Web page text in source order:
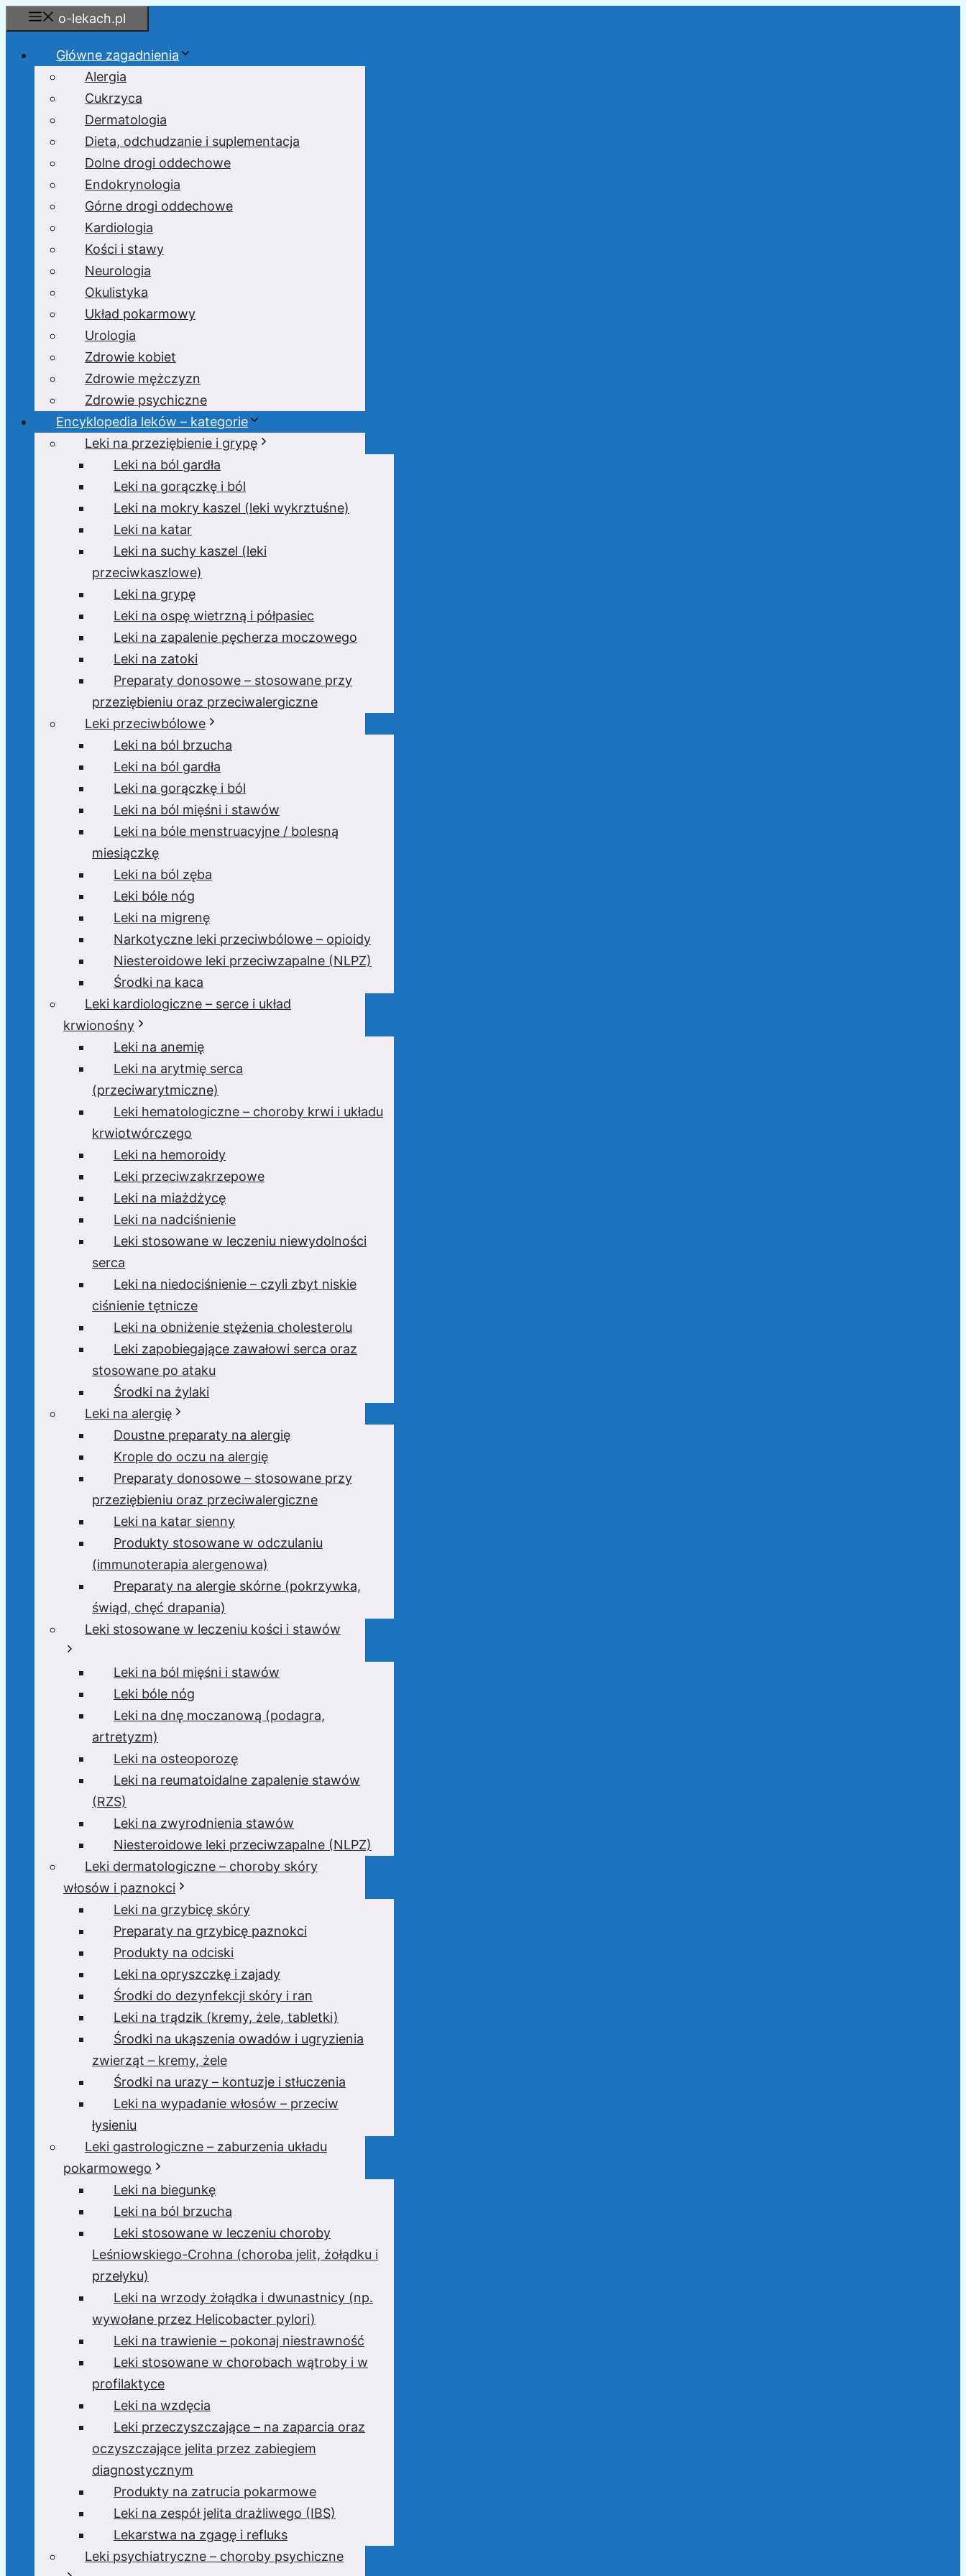
Przejdź
do
o-lekach.pl
Główne zagadnienia
Alergia
Cukrzyca
Dermatologia
Dieta, odchudzanie i suplementacja
Dolne drogi oddechowe
Endokrynologia
Górne drogi oddechowe
Kardiologia
Kości i stawy
Neurologia
Okulistyka
Układ pokarmowy
Urologia
Zdrowie kobiet
Zdrowie mężczyzn
Zdrowie psychiczne
Encyklopedia leków – kategorie
Leki na przeziębienie i grypę
Leki na ból gardła
Leki na gorączkę i ból
Leki na mokry kaszel (leki wykrztuśne)
Leki na katar
Leki na suchy kaszel (leki
przeciwkaszlowe)
Leki na grypę
Leki na ospę wietrzną i półpasiec
Leki na zapalenie pęcherza moczowego
Leki na zatoki
Preparaty donosowe – stosowane przy
przeziębieniu oraz przeciwalergiczne
Leki przeciwbólowe
Leki na ból brzucha
Leki na ból gardła
Leki na gorączkę i ból
Leki na ból mięśni i stawów
Leki na bóle menstruacyjne / bolesną
miesiączkę
Leki na ból zęba
Leki bóle nóg
Leki na migrenę
Narkotyczne leki przeciwbólowe – opioidy
Niesteroidowe leki przeciwzapalne (NLPZ)
Środki na kaca
Leki kardiologiczne – serce i układ
krwionośny
Leki na anemię
Leki na arytmię serca
(przeciwarytmiczne)
Leki hematologiczne – choroby krwi i układu
krwiotwórczego
Leki na hemoroidy
Leki przeciwzakrzepowe
Leki na miażdżycę
Leki na nadciśnienie
Leki stosowane w leczeniu niewydolności
serca
Leki na niedociśnienie – czyli zbyt niskie
ciśnienie tętnicze
Leki na obniżenie stężenia cholesterolu
Leki zapobiegające zawałowi serca oraz
stosowane po ataku
Środki na żylaki
Leki na alergię
Doustne preparaty na alergię
Krople do oczu na alergię
Preparaty donosowe – stosowane przy
przeziębieniu oraz przeciwalergiczne
Leki na katar sienny
Produkty stosowane w odczulaniu
(immunoterapia alergenowa)
Preparaty na alergie skórne (pokrzywka,
świąd, chęć drapania)
Leki stosowane w leczeniu kości i stawów
Leki na ból mięśni i stawów
Leki bóle nóg
Leki na dnę moczanową (podagra,
artretyzm)
Leki na osteoporozę
Leki na reumatoidalne zapalenie stawów
(RZS)
Leki na zwyrodnienia stawów
Niesteroidowe leki przeciwzapalne (NLPZ)
Leki dermatologiczne – choroby skóry
włosów i paznokci
Leki na grzybicę skóry
Preparaty na grzybicę paznokci
Produkty na odciski
Leki na opryszczkę i zajady
Środki do dezynfekcji skóry i ran
Leki na trądzik (kremy, żele, tabletki)
Środki na ukąszenia owadów i ugryzienia
zwierząt – kremy, żele
Środki na urazy – kontuzje i stłuczenia
Leki na wypadanie włosów – przeciw
łysieniu
Leki gastrologiczne – zaburzenia układu
pokarmowego
Leki na biegunkę
Leki na ból brzucha
Leki stosowane w leczeniu choroby
Leśniowskiego-Crohna (choroba jelit, żołądku i
przełyku)
Leki na wrzody żołądka i dwunastnicy (np.
wywołane przez Helicobacter pylori)
Leki na trawienie – pokonaj niestrawność
Leki stosowane w chorobach wątroby i w
profilaktyce
Leki na wzdęcia
Leki przeczyszczające – na zaparcia oraz
oczyszczające jelita przez zabiegiem
diagnostycznym
Produkty na zatrucia pokarmowe
Leki na zespół jelita drażliwego (IBS)
Lekarstwa na zgagę i refluks
Leki psychiatryczne – choroby psychiczne